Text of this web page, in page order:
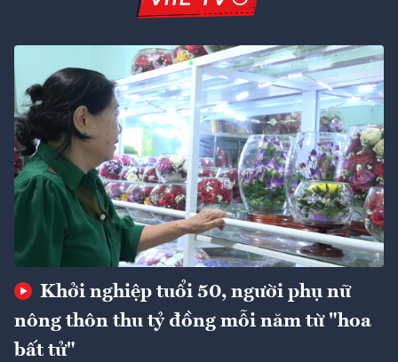
Khởi nghiệp tuổi 50, người phụ nữ
nông thôn thu tỷ đồng mỗi năm từ "hoa
bất tử"